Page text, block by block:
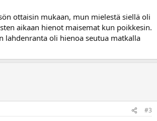
Ravintola- ja majoitusvinkit ovat
ongelmallinen? Viranomaislähteiden
10 min, max 20 min ja paperisyyni
pahempi?
viikkoa, joten ajomäärältään tuo ei ole
Colorado-New Mexico-Arizona-
ottaisin mukaan, mun mielestä siellä oli
aikaan hienot maisemat kun poikkesin.
lahdenranta oli hienoa seutua matkalla
#3